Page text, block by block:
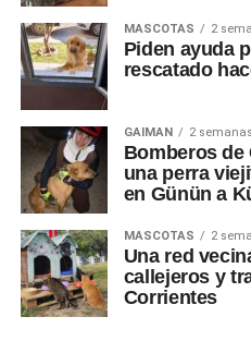
MASCOTAS 2
Piden ayuda
rescatado
GAIMAN 2 semanas
Bomberos de
una perra
en Günün a
MASCOTAS 2
Una red
callejeros y
Corrientes